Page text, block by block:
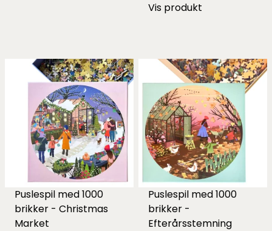
Vis produkt
Puslespil med 1000
brikker - Christmas
Market
Puslespil med 1000
brikker -
Efterårsstemning